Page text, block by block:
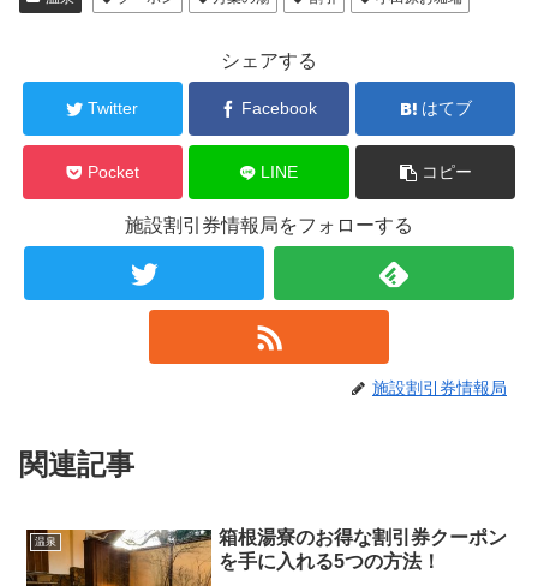
シェアする
Twitter Facebook はてブ
Pocket LINE コピー
施設割引券情報局をフォローする
施設割引券情報局
関連記事
温泉
箱根湯寮のお得な割引券クーポン
を手に入れる5つの方法！